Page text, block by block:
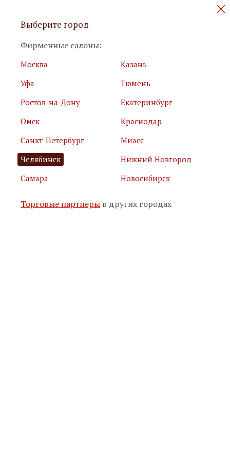
Персональные акции и новинки
Я принимаю
условия использования сайта
Я соглашаюсь сполитикой обработки персональных
данных
Подписаться
Выберите город
Фирменные салоны:
Москва
Казань
Уфа
Тюмень
Ростов-на-Дону
Екатеринбург
Омск
Краснодар
Санкт-Петербург
Миасс
Челябинск
Нижний Новгород
Самара
Новосибирск
Торговые партнеры в других городах